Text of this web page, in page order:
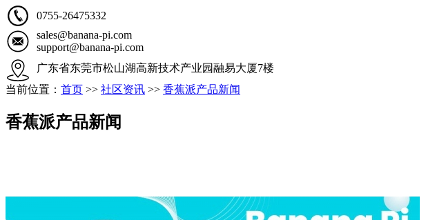
0755-26475332
sales@banana-pi.com
support@banana-pi.com
广东省东莞市松山湖高新技术产业园融易大厦7楼
当前位置： 首页 >> 社区资讯 >> 香蕉派产品新闻
香蕉派产品新闻